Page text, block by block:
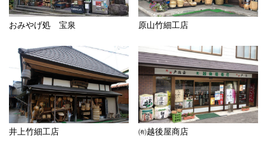
おみやげ処 宝泉 原山竹細工店
井上竹細工店 ㈲越後屋商店